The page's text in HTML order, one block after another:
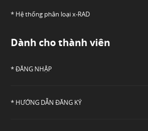
* Hệ thống phân loại x-RAD
Dành cho thành viên
* ĐĂNG NHẬP
* HƯỚNG DẪN ĐĂNG KÝ